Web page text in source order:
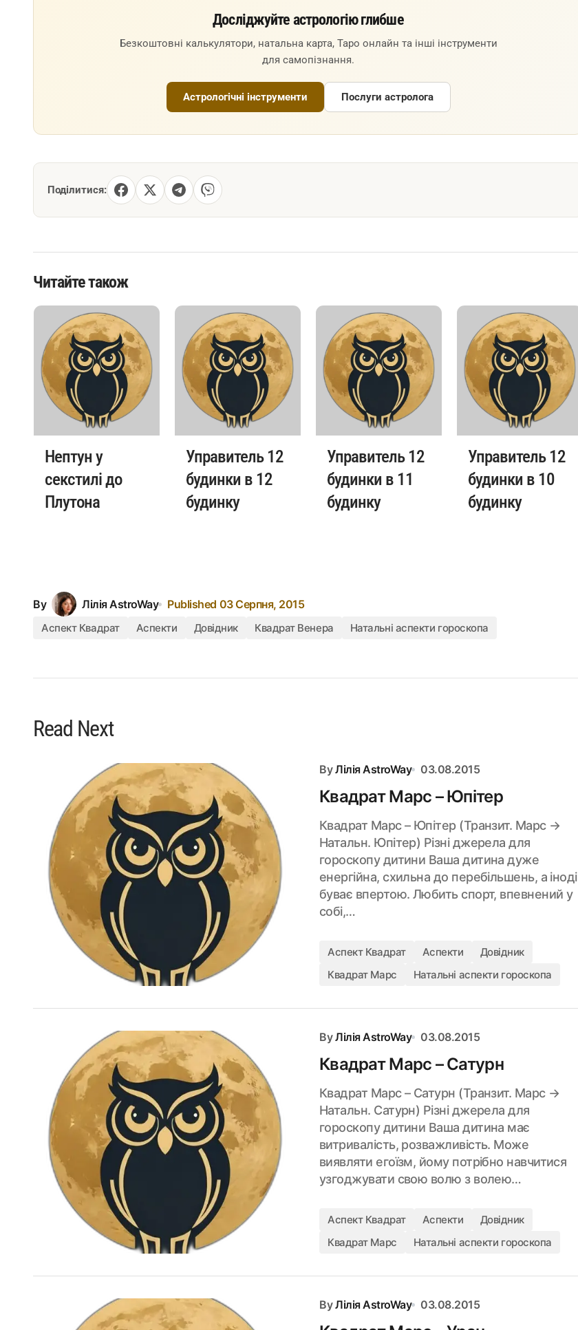
Досліджуйте астрологію глибше
Безкоштовні калькулятори, натальна карта, Таро онлайн та інші інструменти
для самопізнання.
Астрологічні інструменти Послуги астролога
Поділитися:
Читайте також
Нептун у
секстилі до
Плутона
Управитель 12
будинки в 12
будинку
Управитель 12
будинки в 11
будинку
Управитель 12
будинки в 10
будинку
By Лілія AstroWay Published 03 Серпня, 2015
Аспект Квадрат Аспекти Довідник Квадрат Венера Натальні аспекти гороскопа
Read Next
By Лілія AstroWay 03.08.2015
Квадрат Марс – Юпітер
Квадрат Марс – Юпітер (Транзит. Марс →
Натальн. Юпітер) Різні джерела для
гороскопу дитини Ваша дитина дуже
енергійна, схильна до перебільшень, а іноді
буває впертою. Любить спорт, впевнений у
собі,…
Аспект Квадрат Аспекти
Довідник
Квадрат Марс
Натальні аспекти гороскопа
By Лілія AstroWay 03.08.2015
Квадрат Марс – Сатурн
Квадрат Марс – Сатурн (Транзит. Марс →
Натальн. Сатурн) Різні джерела для
гороскопу дитини Ваша дитина має
витривалість, розважливість. Може
виявляти егоїзм, йому потрібно навчитися
узгоджувати свою волю з волею…
Аспект Квадрат Аспекти
Довідник
Квадрат Марс
Натальні аспекти гороскопа
By Лілія AstroWay 03.08.2015